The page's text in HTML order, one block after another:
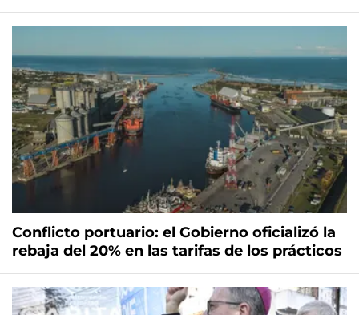
Conflicto portuario: el Gobierno oficializó la
rebaja del 20% en las tarifas de los prácticos